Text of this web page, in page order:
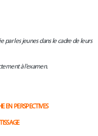
par les jeunes dans le cadre de leurs
à l'examen.
EN PERSPECTIVES